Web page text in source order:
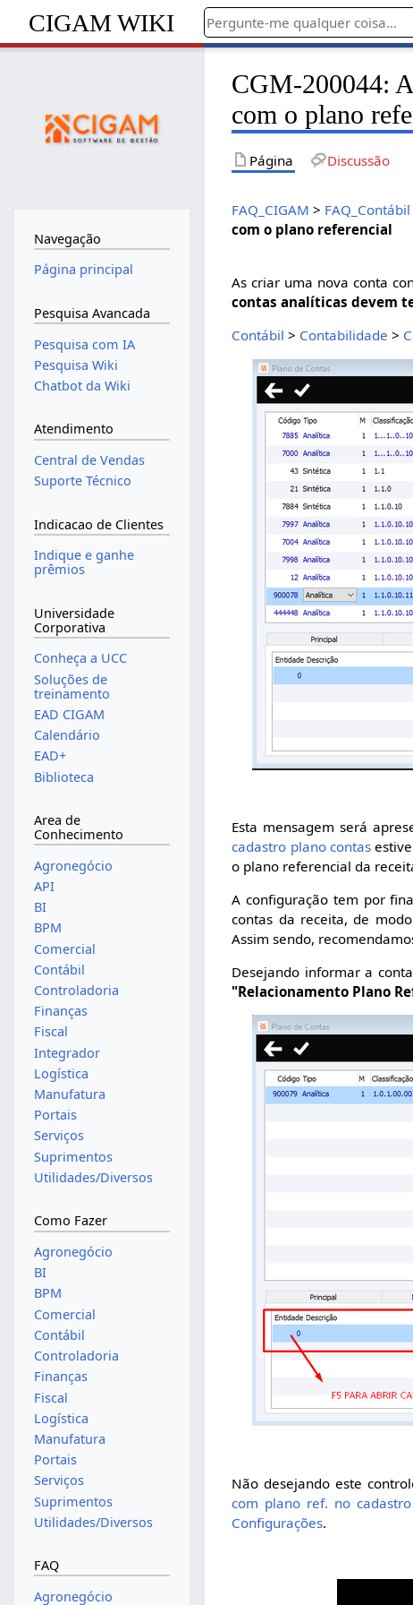
CIGAM WIKI
CGM-200044:
com o plano
Página Discussão
FAQ_CIGAM > FAQ_Contábil
com o plano referencial
As criar uma nova conta
contas analíticas devem
Contábil > Contabilidade >
Esta mensagem será
cadastro plano contas
o plano referencial da
A configuração tem por
contas da receita, de
Assim sendo,
Desejando informar a
"Relacionamento Plano
Não desejando este
com plano ref. no
Configurações.
Navegação
Página principal
Pesquisa Avancada
Pesquisa com IA
Pesquisa Wiki
Chatbot da Wiki
Atendimento
Central de Vendas
Suporte Técnico
Indicacao de Clientes
Indique e ganhe
prêmios
Universidade
Corporativa
Conheça a UCC
Soluções de
treinamento
EAD CIGAM
Calendário
EAD+
Biblioteca
Area de
Conhecimento
Agronegócio
API
BI
BPM
Comercial
Contábil
Controladoria
Finanças
Fiscal
Integrador
Logística
Manufatura
Portais
Serviços
Suprimentos
Utilidades/Diversos
Como Fazer
Agronegócio
BI
BPM
Comercial
Contábil
Controladoria
Finanças
Fiscal
Logística
Manufatura
Portais
Serviços
Suprimentos
Utilidades/Diversos
FAQ
Agronegócio